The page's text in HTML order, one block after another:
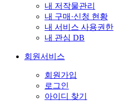
내 저작물관리
내 구매·신청 현황
내 서비스 사용권한
내 관심 DB
회원서비스
회원가입
로그인
아이디 찾기